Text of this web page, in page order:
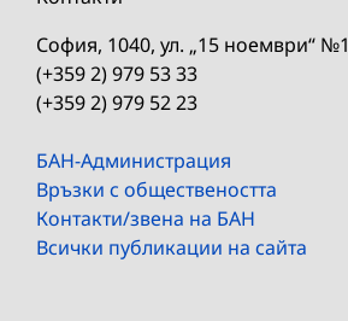
София, 1040, ул. „15 ноември“ №1
(+359 2) 979 53 33
(+359 2) 979 52 23
БАН-Администрация
Връзки с обществеността
Контакти/звена на БАН
Всички публикации на сайта